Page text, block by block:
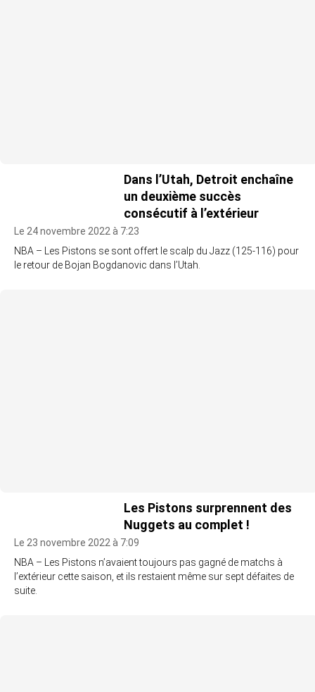
Dans l’Utah, Detroit enchaîne
un deuxième succès
consécutif à l’extérieur
Le 24 novembre 2022 à 7:23
NBA – Les Pistons se sont offert le scalp du Jazz (125-116) pour
le retour de Bojan Bogdanovic dans l’Utah.
Les Pistons surprennent des
Nuggets au complet !
Le 23 novembre 2022 à 7:09
NBA – Les Pistons n’avaient toujours pas gagné de matchs à
l’extérieur cette saison, et ils restaient même sur sept défaites de
suite.